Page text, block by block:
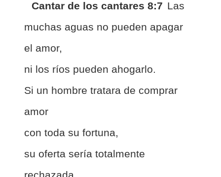
Cantar de los cantares 8:7 Las
muchas aguas no pueden apagar
el amor,
ni los ríos pueden ahogarlo.
Si un hombre tratara de comprar
amor
con toda su fortuna,
su oferta sería totalmente
rechazada.